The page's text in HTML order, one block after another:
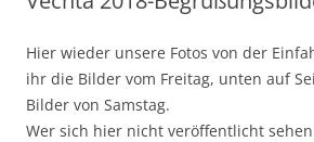
Hier wieder unsere Fotos von der
ihr die Bilder vom Freitag, unten auf
Bilder von Samstag.
Wer sich hier nicht veröffentlicht